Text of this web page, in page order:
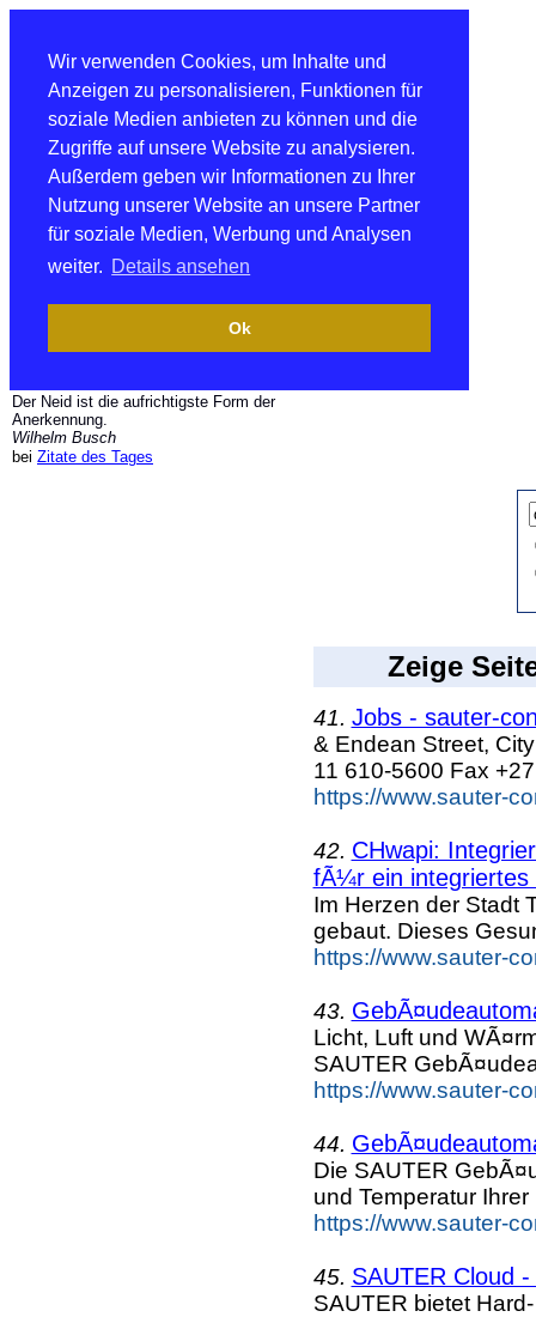
Wir verwenden Cookies, um Inhalte und
Anzeigen zu personalisieren, Funktionen für
soziale Medien anbieten zu können und die
Zugriffe auf unsere Website zu analysieren.
Außerdem geben wir Informationen zu Ihrer
Nutzung unserer Website an unsere Partner
für soziale Medien, Werbung und Analysen
weiter. Details ansehen
Ok
Der Neid ist die aufrichtigste Form der
Anerkennung.
Wilhelm Busch
bei Zitate des Tages
Zeige
41. Jobs - sauter-
& Endean Street,
11 610-5600 Fax +27
https://www.sauter-
42. CHwapi:
fÃ¼r ein integriertes
Im Herzen der Stadt
gebaut. Dieses
https://www.sauter-
43.
Licht, Luft und
SAUTER
https://www.sauter-
44.
Die SAUTER
und Temperatur
https://www.sauter-
45. SAUTER Cloud
SAUTER bietet